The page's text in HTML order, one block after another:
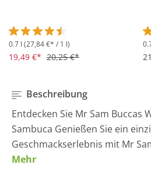
Durchschnittliche Bewertung von
0.7 l (27,84 €* / 1 l)
19,49 €* 20,25 €*
Beschreibung
Entdecken Sie Mr Sam Buccas
Sambuca Genießen Sie ein
Geschmackserlebnis mit Mr
Mehr